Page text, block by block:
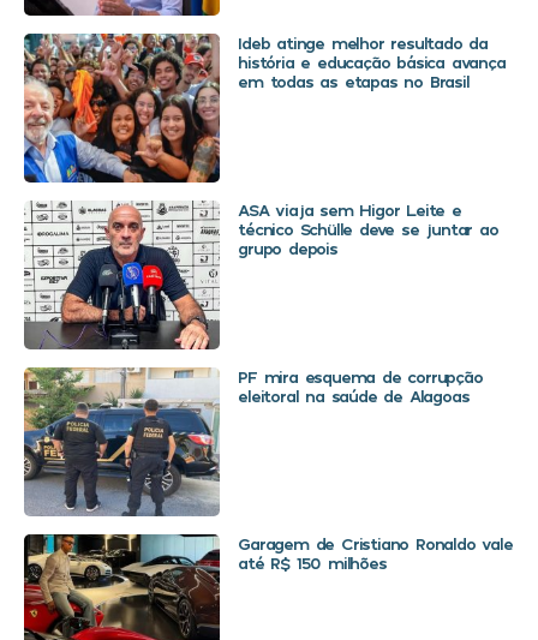
Ideb atinge melhor resultado da
história e educação básica avança
em todas as etapas no Brasil
ASA viaja sem Higor Leite e
técnico Schülle deve se juntar ao
grupo depois
PF mira esquema de corrupção
eleitoral na saúde de Alagoas
Garagem de Cristiano Ronaldo vale
até R$ 150 milhões